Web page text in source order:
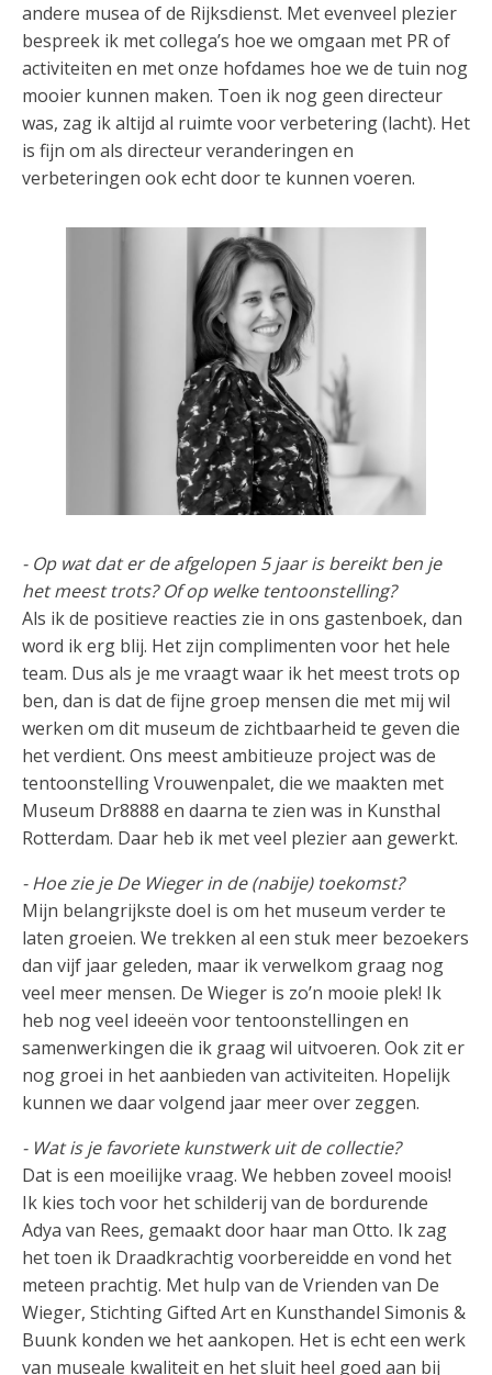
andere musea of de Rijksdienst. Met evenveel plezier
bespreek ik met collega’s hoe we omgaan met PR of
activiteiten en met onze hofdames hoe we de tuin nog
mooier kunnen maken. Toen ik nog geen directeur
was, zag ik altijd al ruimte voor verbetering (lacht). Het
is fijn om als directeur veranderingen en
verbeteringen ook echt door te kunnen voeren.
- Op wat dat er de afgelopen 5 jaar is bereikt ben je
het meest trots? Of op welke tentoonstelling?
Als ik de positieve reacties zie in ons gastenboek, dan
word ik erg blij. Het zijn complimenten voor het hele
team. Dus als je me vraagt waar ik het meest trots op
ben, dan is dat de fijne groep mensen die met mij wil
werken om dit museum de zichtbaarheid te geven die
het verdient. Ons meest ambitieuze project was de
tentoonstelling Vrouwenpalet, die we maakten met
Museum Dr8888 en daarna te zien was in Kunsthal
Rotterdam. Daar heb ik met veel plezier aan gewerkt.
- Hoe zie je De Wieger in de (nabije) toekomst?
Mijn belangrijkste doel is om het museum verder te
laten groeien. We trekken al een stuk meer bezoekers
dan vijf jaar geleden, maar ik verwelkom graag nog
veel meer mensen. De Wieger is zo’n mooie plek! Ik
heb nog veel ideeën voor tentoonstellingen en
samenwerkingen die ik graag wil uitvoeren. Ook zit er
nog groei in het aanbieden van activiteiten. Hopelijk
kunnen we daar volgend jaar meer over zeggen.
- Wat is je favoriete kunstwerk uit de collectie?
Dat is een moeilijke vraag. We hebben zoveel moois!
Ik kies toch voor het schilderij van de bordurende
Adya van Rees, gemaakt door haar man Otto. Ik zag
het toen ik Draadkrachtig voorbereidde en vond het
meteen prachtig. Met hulp van de Vrienden van De
Wieger, Stichting Gifted Art en Kunsthandel Simonis &
Buunk konden we het aankopen. Het is echt een werk
van museale kwaliteit en het sluit heel goed aan bij